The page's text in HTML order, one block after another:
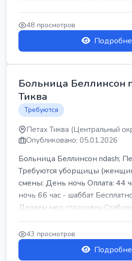
48 просмотров
Больница Беллинсон
Тиква
Требуются
Петах Тиква (Центральный
Опубликовано: 05.01.2026
Больница Беллинсон ndash;
Требуются уборщицы
смены: День ночь Оплата: 44
ночь 66 час - шаббат
Делаем мед страховку
43 просмотров